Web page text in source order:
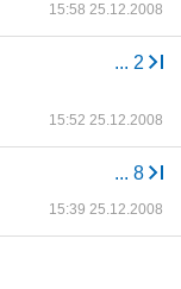
15:58 25.12.2008
... 2
15:52 25.12.2008
... 8
15:39 25.12.2008